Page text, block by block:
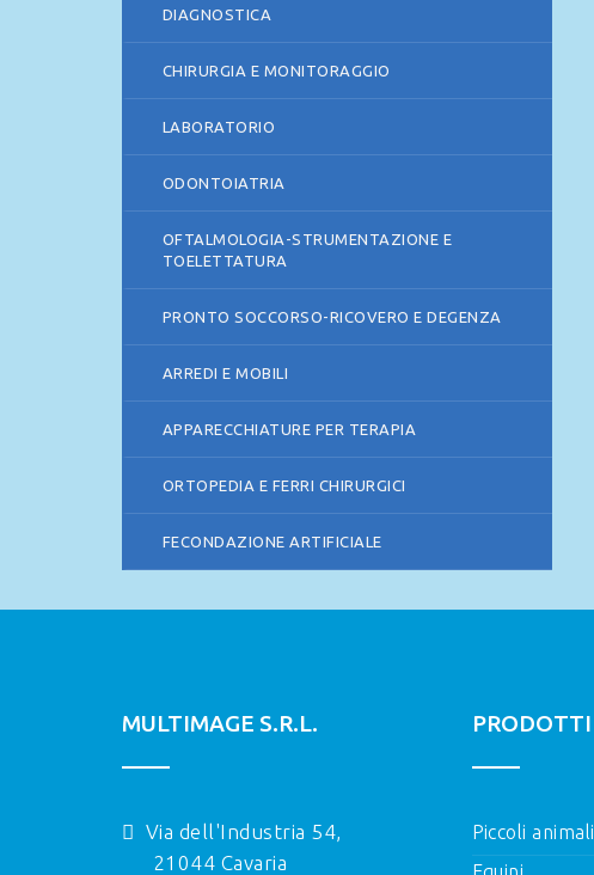
DIAGNOSTICA
CHIRURGIA E MONITORAGGIO
LABORATORIO
ODONTOIATRIA
OFTALMOLOGIA-STRUMENTAZIONE E
TOELETTATURA
PRONTO SOCCORSO-RICOVERO E DEGENZA
ARREDI E MOBILI
APPARECCHIATURE PER TERAPIA
ORTOPEDIA E FERRI CHIRURGICI
FECONDAZIONE ARTIFICIALE
MULTIMAGE S.R.L.
Via dell'Industria 54,
21044 Cavaria
PRODOTTI
Piccoli animali